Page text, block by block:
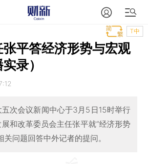
T中
平答经济形势与宏观
录）
次会议新闻中心于3月5日15时举行
和改革委员会主任张平就“经济形势
关问题回答中外记者的提问。